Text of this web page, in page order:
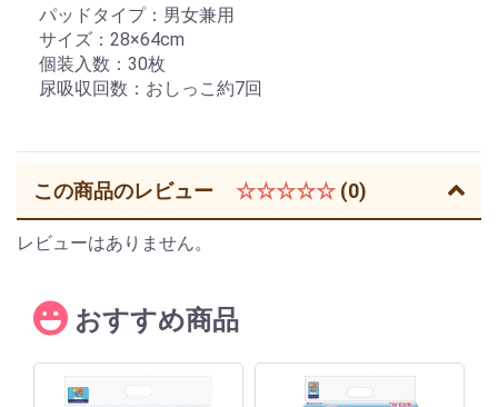
パッドタイプ：男女兼用
サイズ：28×64cm
個装入数：30枚
尿吸収回数：おしっこ約7回
この商品のレビュー ☆☆☆☆☆ (0)
レビューはありません。
おすすめ商品